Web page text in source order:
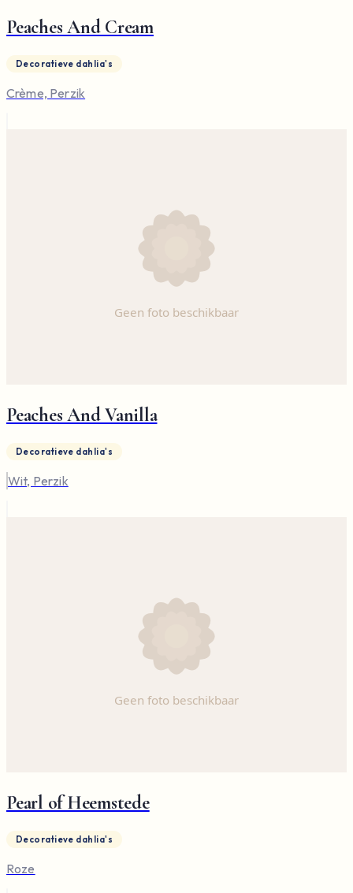
Peaches And Cream
Decoratieve dahlia's
Crème, Perzik
Peaches And Vanilla
Decoratieve dahlia's
Wit, Perzik
Pearl of Heemstede
Decoratieve dahlia's
Roze